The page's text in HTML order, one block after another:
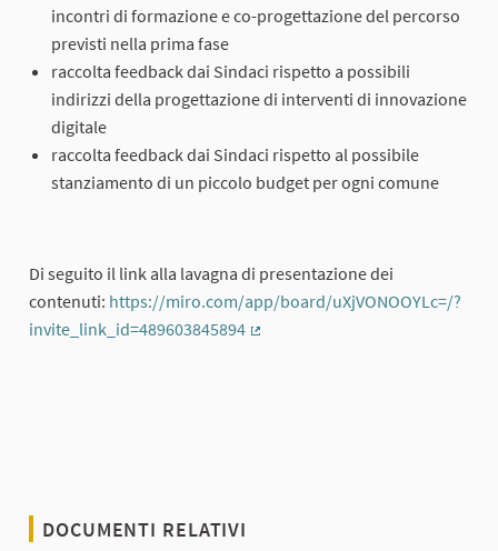
incontri di formazione e co-progettazione del percorso
previsti nella prima fase
raccolta feedback dai Sindaci rispetto a possibili
indirizzi della progettazione di interventi di innovazione
digitale
raccolta feedback dai Sindaci rispetto al possibile
stanziamento di un piccolo budget per ogni comune
Di seguito il link alla lavagna di presentazione dei
contenuti: https://miro.com/app/board/uXjVONOOYLc=/?
invite_link_id=489603845894
DOCUMENTI RELATIVI